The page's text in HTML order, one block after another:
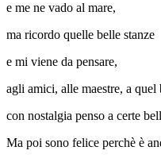
e me ne vado al mare,
ma ricordo quelle belle stanze
e mi viene da pensare,
agli amici, alle maestre, a quel
con nostalgia penso a certe
Ma poi sono felice perchè è